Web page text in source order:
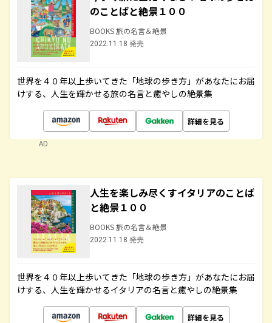
のことばと絶景１００
BOOKS 旅の名言＆絶景
2022.11.18 発売
世界を４０年以上歩いてきた「地球の歩き方」があなたにお届
けする、人生を輝かせる旅の名言と癒やしの絶景集
詳細を見る
AD
人生を楽しみ尽くすイタリアのことば
と絶景１００
BOOKS 旅の名言＆絶景
2022.11.18 発売
世界を４０年以上歩いてきた「地球の歩き方」があなたにお届
けする、人生を輝かせるイタリアの名言と癒やしの絶景集
詳細を見る